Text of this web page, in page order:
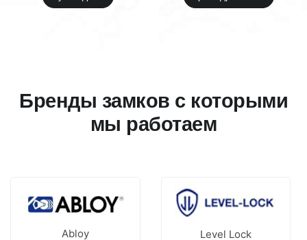
Бренды замков с которыми
мы работаем
Abloy Level Lock